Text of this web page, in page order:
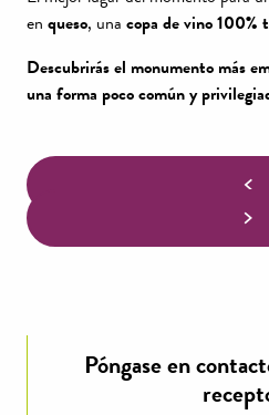
en queso, una copa de vino 100%
Descubrirás el monumento más
una forma poco común y
Póngase en